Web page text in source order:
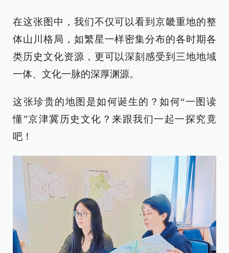
在这张图中，我们不仅可以看到京畿重地的整
体山川格局，如繁星一样密集分布的各时期各
类历史文化资源，更可以深刻感受到三地地域
一体、文化一脉的深厚渊源。
这张珍贵的地图是如何诞生的？如何“一图读
懂”京津冀历史文化？来跟我们一起一探究竟
吧！